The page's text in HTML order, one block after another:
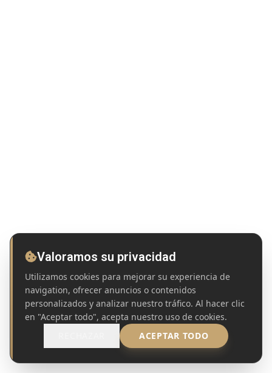
Valoramos su privacidad
Utilizamos cookies para mejorar su experiencia de
navigation, ofrecer anuncios o contenidos
personalizados y analizar nuestro tráfico. Al hacer clic
en "Aceptar todo", acepta nuestro uso de cookies.
ACEPTAR TODO